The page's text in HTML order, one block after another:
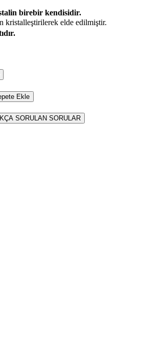
birebir kendisidir.
kristalleştirilerek elde edilmiştir.
Ekle
SORULAN SORULAR